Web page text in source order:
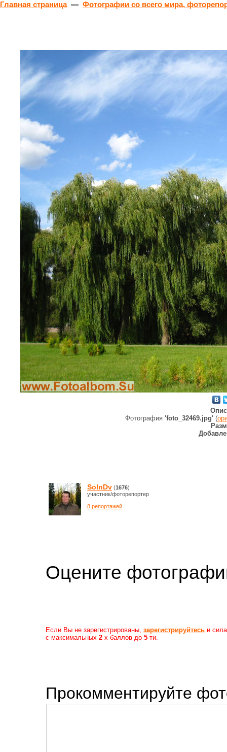
Главная страница— Фотографии со всего мира,
Фотография 'foto_32469.jpg' (
SolnDv (1676)
участник/фоторепортер
8 репортажей
Оцените
Если Вы не зарегистрированы, зарегистрируйтесь и
с максимальных 2-х баллов до 5-ти.
Прокомментируйте